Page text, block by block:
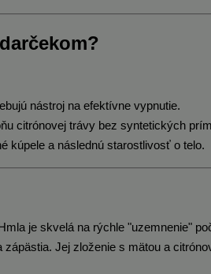
nástroj na efektívne vypnutie.
citrónovej trávy bez syntetických
kúpele a následnú starostlivosť o telo.
je skvelá na rýchle "uzemnenie"
Jej zloženie s mätou a